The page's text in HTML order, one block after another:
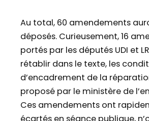
Au total, 60 amendements
déposés. Curieusement, 16
portés par les députés UDI et
rétablir dans le texte, les
d’encadrement de la
proposé par le ministère de
Ces amendements ont